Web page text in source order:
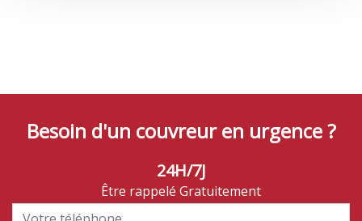
Besoin d'un couvreur en urgence ?
24H/7J
Être rappelé Gratuitement